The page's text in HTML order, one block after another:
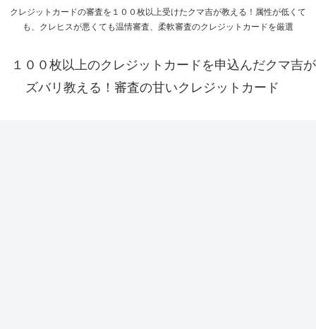
クレジットカードの審査を１００枚以上受けたクマ吉が教える！属性が低くて
も、クレヒスが悪くても温情審査、柔軟審査のクレジットカードを厳選
１００枚以上のクレジットカードを申込んだクマ吉が
ズバリ教える！審査の甘いクレジットカード